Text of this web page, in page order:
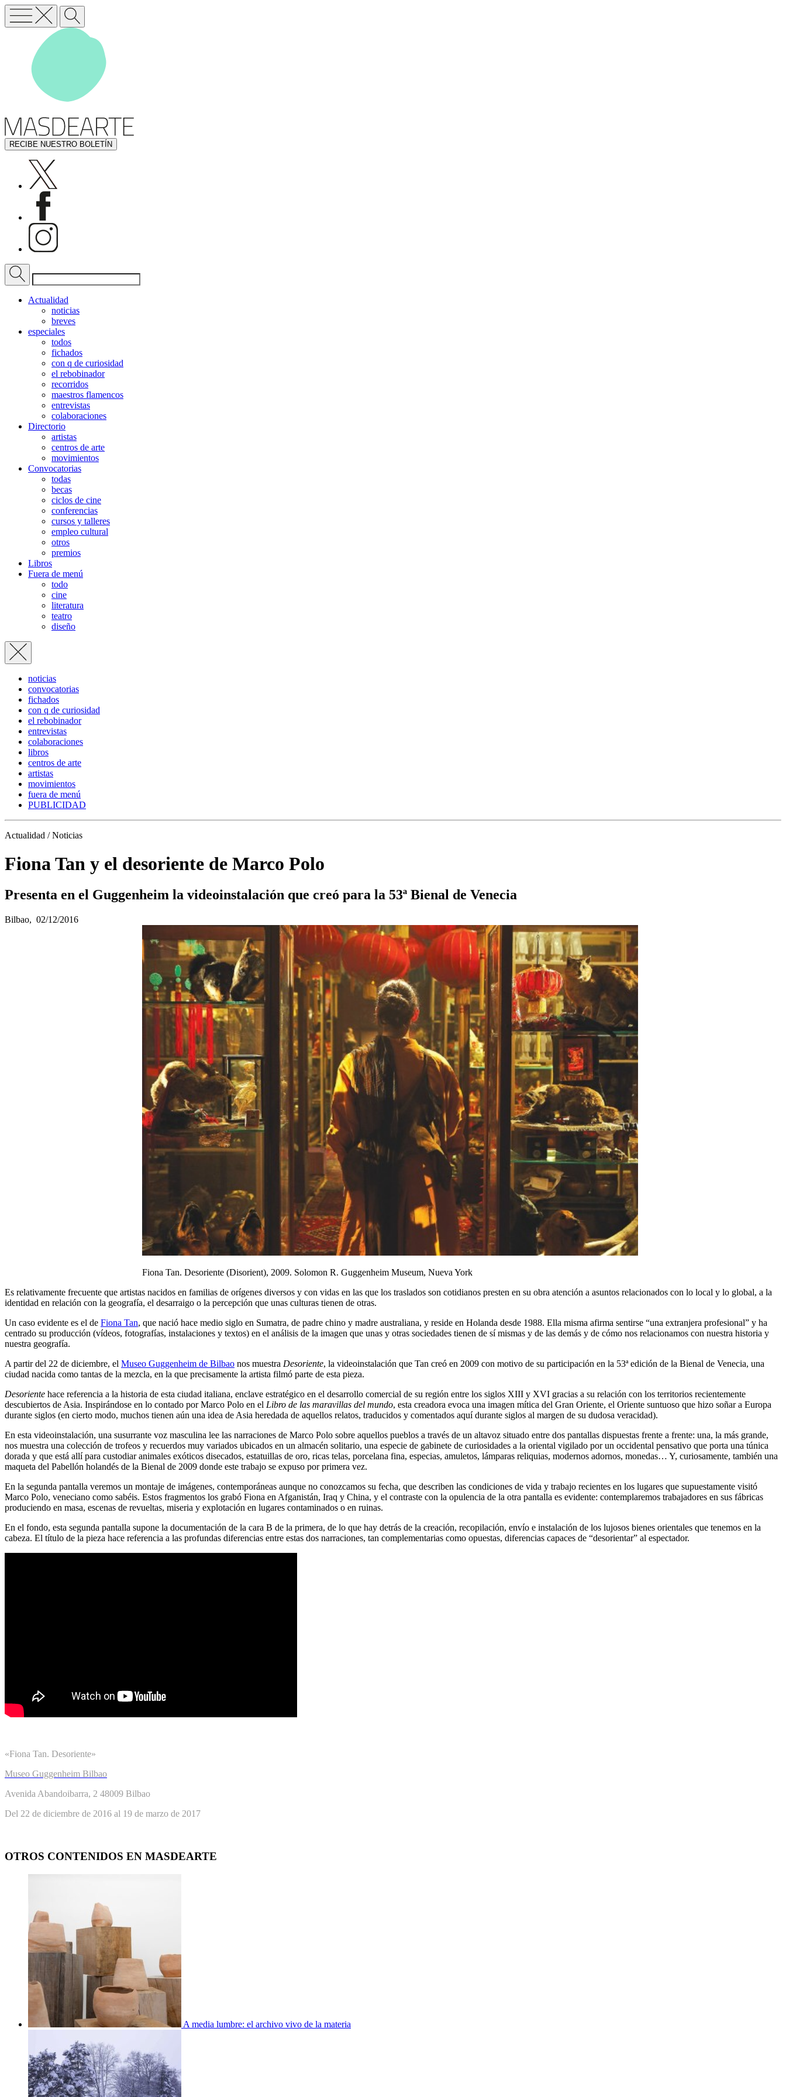
RECIBE NUESTRO BOLETÍN
Actualidad
noticias
breves
especiales
todos
fichados
con q de curiosidad
el rebobinador
recorridos
maestros flamencos
entrevistas
colaboraciones
Directorio
artistas
centros de arte
movimientos
Convocatorias
todas
becas
ciclos de cine
conferencias
cursos y talleres
empleo cultural
otros
premios
Libros
Fuera de menú
todo
cine
literatura
teatro
diseño
noticias
convocatorias
fichados
con q de curiosidad
el rebobinador
entrevistas
colaboraciones
libros
centros de arte
artistas
movimientos
fuera de menú
PUBLICIDAD
Actualidad / Noticias
Fiona Tan y el desoriente de Marco Polo
Presenta en el Guggenheim la videoinstalación que creó para la 53ª Bienal de Venecia
Bilbao, 02/12/2016
Fiona Tan. Desoriente (Disorient), 2009. Solomon R. Guggenheim Museum, Nueva York
Es relativamente frecuente que artistas nacidos en familias de orígenes diversos y con vidas en las que los traslados son cotidianos presten en su obra atención a asuntos relacionados con lo local y lo global, a la
identidad en relación con la geografía, el desarraigo o la percepción que unas culturas tienen de otras.
Un caso evidente es el de Fiona Tan, que nació hace medio siglo en Sumatra, de padre chino y madre australiana, y reside en Holanda desde 1988. Ella misma afirma sentirse “una extranjera profesional” y ha
centrado su producción (vídeos, fotografías, instalaciones y textos) en el análisis de la imagen que unas y otras sociedades tienen de sí mismas y de las demás y de cómo nos relacionamos con nuestra historia y
nuestra geografía.
A partir del 22 de diciembre, el Museo Guggenheim de Bilbao nos muestra Desoriente, la videoinstalación que Tan creó en 2009 con motivo de su participación en la 53ª edición de la Bienal de Venecia, una
ciudad nacida como tantas de la mezcla, en la que precisamente la artista filmó parte de esta pieza.
Desoriente hace referencia a la historia de esta ciudad italiana, enclave estratégico en el desarrollo comercial de su región entre los siglos XIII y XVI gracias a su relación con los territorios recientemente
descubiertos de Asia. Inspirándose en lo contado por Marco Polo en el Libro de las maravillas del mundo, esta creadora evoca una imagen mítica del Gran Oriente, el Oriente suntuoso que hizo soñar a Europa
durante siglos (en cierto modo, muchos tienen aún una idea de Asia heredada de aquellos relatos, traducidos y comentados aquí durante siglos al margen de su dudosa veracidad).
En esta videoinstalación, una susurrante voz masculina lee las narraciones de Marco Polo sobre aquellos pueblos a través de un altavoz situado entre dos pantallas dispuestas frente a frente: una, la más grande,
nos muestra una colección de trofeos y recuerdos muy variados ubicados en un almacén solitario, una especie de gabinete de curiosidades a la oriental vigilado por un occidental pensativo que porta una túnica
dorada y que está allí para custodiar animales exóticos disecados, estatuillas de oro, ricas telas, porcelana fina, especias, amuletos, lámparas reliquias, modernos adornos, monedas… Y, curiosamente, también una
maqueta del Pabellón holandés de la Bienal de 2009 donde este trabajo se expuso por primera vez.
En la segunda pantalla veremos un montaje de imágenes, contemporáneas aunque no conozcamos su fecha, que describen las condiciones de vida y trabajo recientes en los lugares que supuestamente visitó
Marco Polo, veneciano como sabéis. Estos fragmentos los grabó Fiona en Afganistán, Iraq y China, y el contraste con la opulencia de la otra pantalla es evidente: contemplaremos trabajadores en sus fábricas
produciendo en masa, escenas de revueltas, miseria y explotación en lugares contaminados o en ruinas.
En el fondo, esta segunda pantalla supone la documentación de la cara B de la primera, de lo que hay detrás de la creación, recopilación, envío e instalación de los lujosos bienes orientales que tenemos en la
cabeza. El título de la pieza hace referencia a las profundas diferencias entre estas dos narraciones, tan complementarias como opuestas, diferencias capaces de “desorientar” al espectador.
«Fiona Tan. Desoriente»
Museo Guggenheim Bilbao
Avenida Abandoibarra, 2 48009 Bilbao
Del 22 de diciembre de 2016 al 19 de marzo de 2017
OTROS CONTENIDOS EN MASDEARTE
A media lumbre: el archivo vivo de la materia